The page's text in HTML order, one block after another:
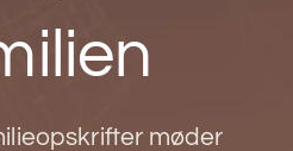
møder